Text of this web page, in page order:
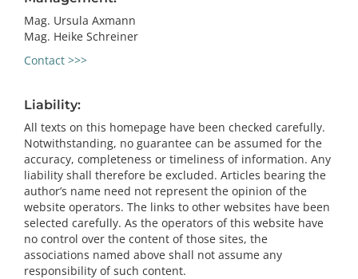
Mag. Ursula Axmann
Mag. Heike Schreiner
Contact >>>
Liability:
All texts on this homepage have been checked carefully.
Notwithstanding, no guarantee can be assumed for the
accuracy, completeness or timeliness of information. Any
liability shall therefore be excluded. Articles bearing the
author’s name need not represent the opinion of the
website operators. The links to other websites have been
selected carefully. As the operators of this website have
no control over the content of those sites, the
associations named above shall not assume any
responsibility of such content.